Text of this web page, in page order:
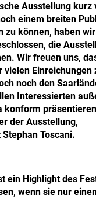
Ausstellung kurz
einem breiten
zu können, haben
die
Wir freuen uns,
vielen Einreichungen
noch den
Interessierten
konform
der Ausstellung,
Toscani.
ein Highlight des
wenn sie nur